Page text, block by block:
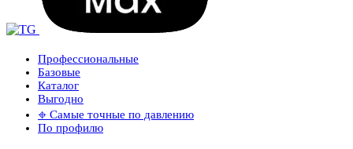
Профессиональные
Базовые
Каталог
Выгодно
𖦏 Самые точные по давлению
По профилю